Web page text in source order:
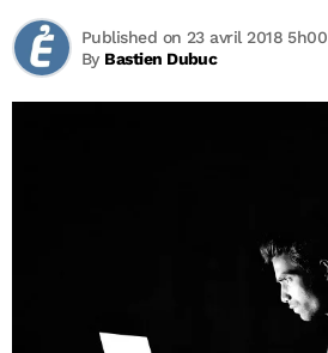
By Bastien Dubuc
Published on 23 avril 2018 5h00